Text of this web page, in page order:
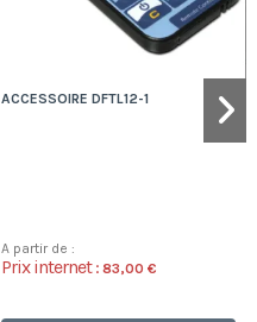
ACCESSOIRE DFTL12-1
A partir de :
Prix internet : 83,00 €